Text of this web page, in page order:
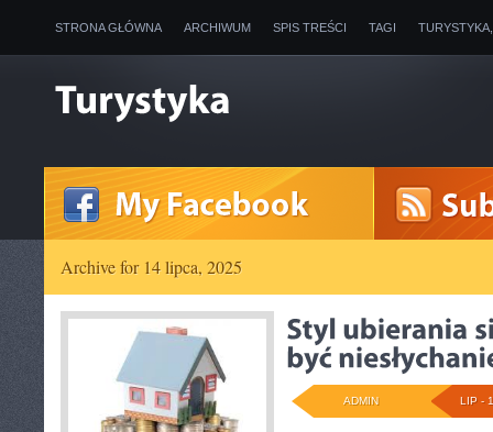
STRONA GŁÓWNA ARCHIWUM SPIS TREŚCI TAGI
Archive for 14 lipca, 2025
LIP -
ADMIN